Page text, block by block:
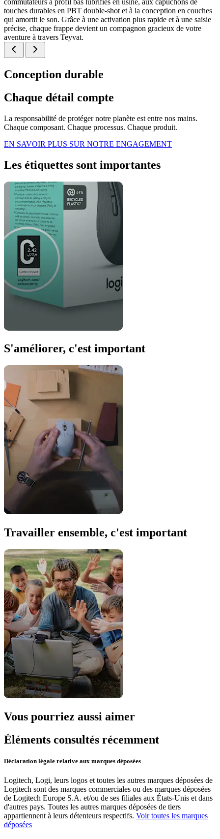
commutateurs à profil bas lubrifiés en usine, aux capuchons de
touches durables en PBT double-shot et à la conception en couches
qui amortit le son. Grâce à une activation plus rapide et à une saisie
précise, chaque frappe devient un compagnon gracieux de votre
aventure à travers Teyvat.
Conception durable
Chaque détail compte
La responsabilité de protéger notre planète est entre nos mains.
Chaque composant. Chaque processus. Chaque produit.
EN SAVOIR PLUS SUR NOTRE ENGAGEMENT
Les étiquettes sont importantes
S'améliorer, c'est important
Travailler ensemble, c'est important
Vous pourriez aussi aimer
Éléments consultés récemment
Déclaration légale relative aux marques déposées
Logitech, Logi, leurs logos et toutes les autres marques déposées de
Logitech sont des marques commerciales ou des marques déposées
de Logitech Europe S.A. et/ou de ses filiales aux États-Unis et dans
d'autres pays. Toutes les autres marques déposées de tiers
appartiennent à leurs détenteurs respectifs. Voir toutes les marques
déposées